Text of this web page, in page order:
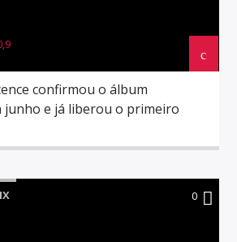
confirmou o álbum
junho e já liberou o primeiro
0